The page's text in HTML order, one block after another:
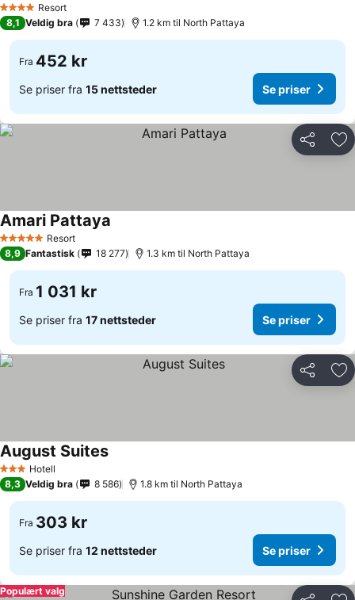
4 StjernerResort
8,1 Veldig bra 7 433 1.2 km til North Pattaya
Fra 452 kr
Se priser fra 15 nettsteder Se priser
Del
5 Stjerner Resort
Amari Pattaya
8,9 Fantastisk 18 277 1.3 km til North Pattaya
Fra 1 031 kr
Se priser fra 17 nettsteder Se priser
Del
3 StjernerHotell
August Suites
8,3 Veldig bra 8 586 1.8 km til North Pattaya
Fra 303 kr
Se priser fra 12 nettsteder Se priser
Populært valg